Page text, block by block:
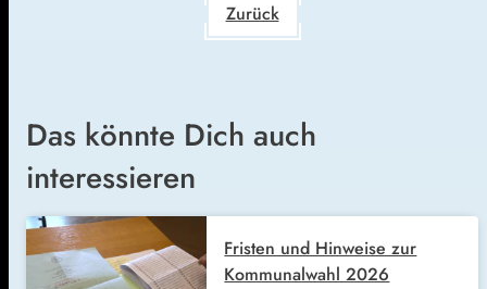
Zurück
Das könnte Dich auch
interessieren
Fristen und Hinweise zur
Kommunalwahl 2026